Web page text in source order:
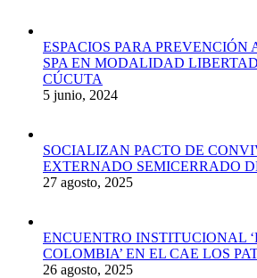
ESPACIOS PARA PREVENCIÓN
SPA EN MODALIDAD
CÚCUTA
5 junio, 2024
SOCIALIZAN PACTO DE
EXTERNADO SEMICERRADO
27 agosto, 2025
ENCUENTRO INSTITUCIONAL
COLOMBIA’ EN EL CAE LOS
26 agosto, 2025